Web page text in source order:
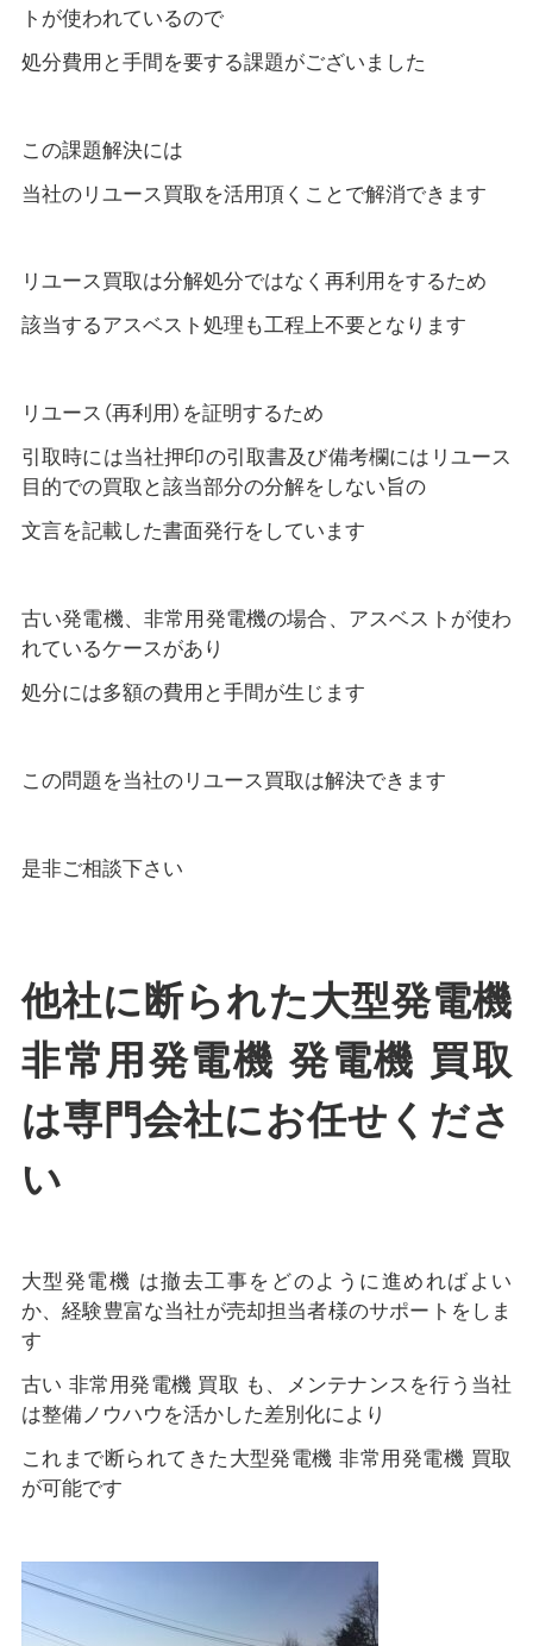
トが使われているので
処分費用と手間を要する課題がございました
この課題解決には
当社のリユース買取を活用頂くことで解消できます
リユース買取は分解処分ではなく再利用をするため
該当するアスベスト処理も工程上不要となります
リユース（再利用）を証明するため
引取時には当社押印の引取書及び備考欄にはリユース
目的での買取と該当部分の分解をしない旨の
文言を記載した書面発行をしています
古い発電機、非常用発電機の場合、アスベストが使わ
れているケースがあり
処分には多額の費用と手間が生じます
この問題を当社のリユース買取は解決できます
是非ご相談下さい
他社に断られた大型発電機
非常用発電機 発電機 買取
は専門会社にお任せくださ
い
大型発電機 は撤去工事をどのように進めればよい
か、経験豊富な当社が売却担当者様のサポートをしま
す
古い 非常用発電機 買取 も、メンテナンスを行う当社
は整備ノウハウを活かした差別化により
これまで断られてきた大型発電機 非常用発電機 買取
が可能です